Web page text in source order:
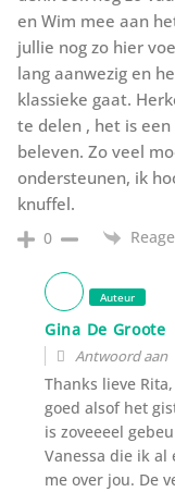
en Wim mee aan
jullie nog zo hier
lang aanwezig en
klassieke gaat.
te delen , het is
beleven. Zo veel
ondersteunen, ik
knuffel.
0
Auteur
Gina De Groote
Antwoord aan
Thanks lieve
goed alsof het
is zoveeeel
Vanessa die ik
me over jou. De